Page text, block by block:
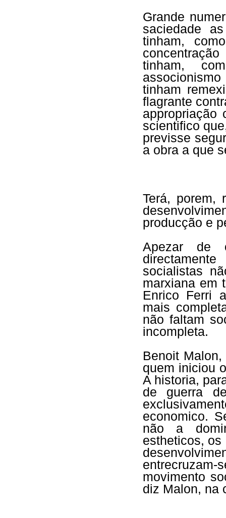
Grande
saciedade
tinham,
tinham,
tinham
flagrante
appropriação
scientifico
previsse
a obra a que
Terá, porem,
producção e
Apezar de
socialistas
marxiana em
Enrico Ferri
mais
não faltam
incompleta.
Benoit
quem iniciou
A historia,
de guerra
economico.
não a
estheticos,
movimento
diz Malon, na